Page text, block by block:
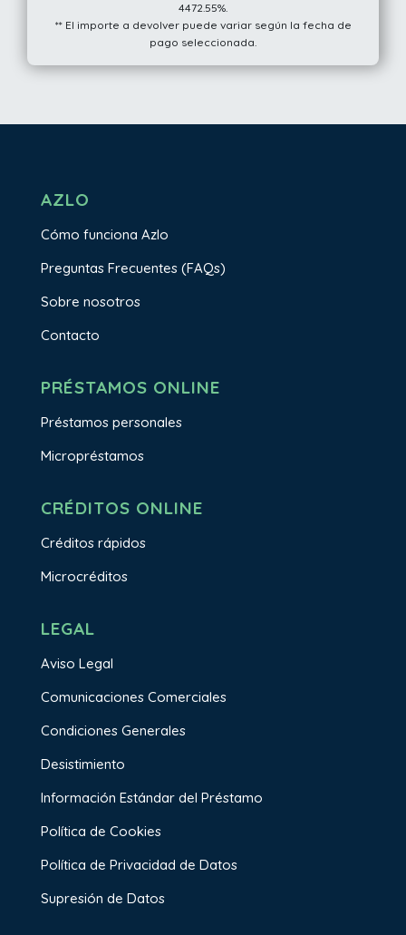
4472.55%.
** El importe a devolver puede variar según la fecha de
pago seleccionada.
AZLO
Cómo funciona Azlo
Preguntas Frecuentes (FAQs)
Sobre nosotros
Contacto
PRÉSTAMOS ONLINE
Préstamos personales
Micropréstamos
CRÉDITOS ONLINE
Créditos rápidos
Microcréditos
LEGAL
Aviso Legal
Comunicaciones Comerciales
Condiciones Generales
Desistimiento
Información Estándar del Préstamo
Política de Cookies
Política de Privacidad de Datos
Supresión de Datos